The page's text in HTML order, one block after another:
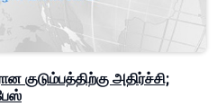
குடும்பத்திற்கு அதிர்ச்சி;